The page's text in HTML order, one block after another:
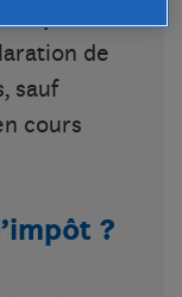
septembre
de
sauf
cours
?